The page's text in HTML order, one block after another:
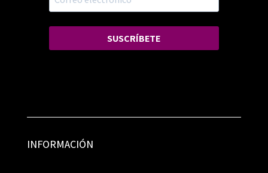
SUSCRÍBETE
INFORMACIÓN